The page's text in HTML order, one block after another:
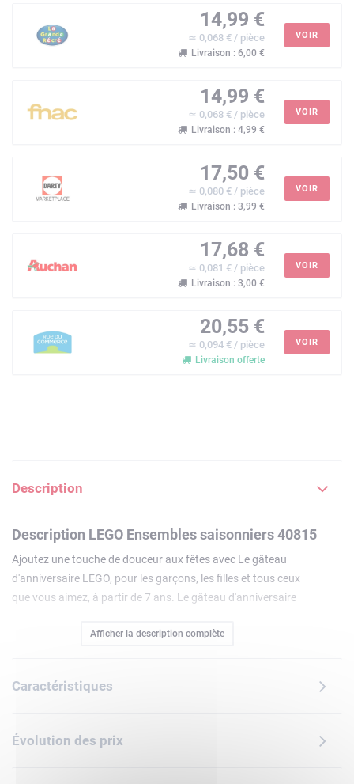
14,99 €
≃ 0,068 € / pièce
Livraison : 6,00 €
VOIR
14,99 €
≃ 0,068 € / pièce
Livraison : 4,99 €
VOIR
17,50 €
≃ 0,080 € / pièce
Livraison : 3,99 €
VOIR
17,68 €
≃ 0,081 € / pièce
Livraison : 3,00 €
VOIR
20,55 €
≃ 0,094 € / pièce
Livraison offerte
VOIR
Description
Description LEGO Ensembles saisonniers 40815
Ajoutez une touche de douceur aux fêtes avec Le gâteau
d'anniversaire LEGO, pour les garçons, les filles et tous ceux
que vous aimez, à partir de 7 ans. Le gâteau d'anniversaire
renfermant des fleurs roses et jaunes pour décorer le
Choisissez le nombre à ajouter à ce gâteau d'anniversaire
set constitue un cadeau d'anniversaire amusant avec lequel
les enfants pourront jouer longtemps après la fin de la fête.
Afficher la description complète
Caractéristiques
Évolution des prix